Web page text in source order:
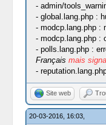
- admin/
- global.lang.php :
- modcp.lang.php :
- modcp.lang.php :
- polls.lang.php :
Français mais
-
Site web
20-03-2016, 16:03,